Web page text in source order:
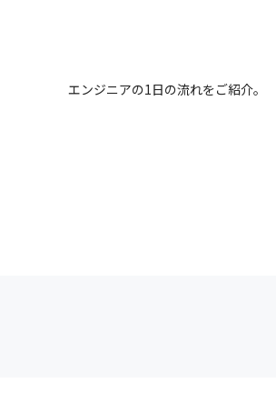
エンジニアの1日の流れをご紹介。